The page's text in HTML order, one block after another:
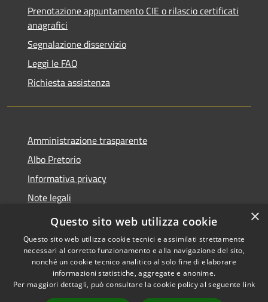
Prenotazione appuntamento CIE o rilascio certificati
anagrafici
Segnalazione disservizio
Leggi le FAQ
Richiesta assistenza
Amministrazione trasparente
Albo Pretorio
Informativa privacy
Note legali
Dichiarazione di accessibilità
Accessibilità
Copyright © 2026 • Comune di
Breda di Piave • Powered by
×
Questo sito web utilizza cookie
Questo sito web utilizza cookie tecnici e assimilati strettamente
necessari al corretto funzionamento e alla navigazione del sito,
nonché un cookie tecnico analitico al solo fine di elaborare
informazioni statistiche, aggregate e anonime.
Per maggiori dettagli, può consultare la cookie policy al seguente link